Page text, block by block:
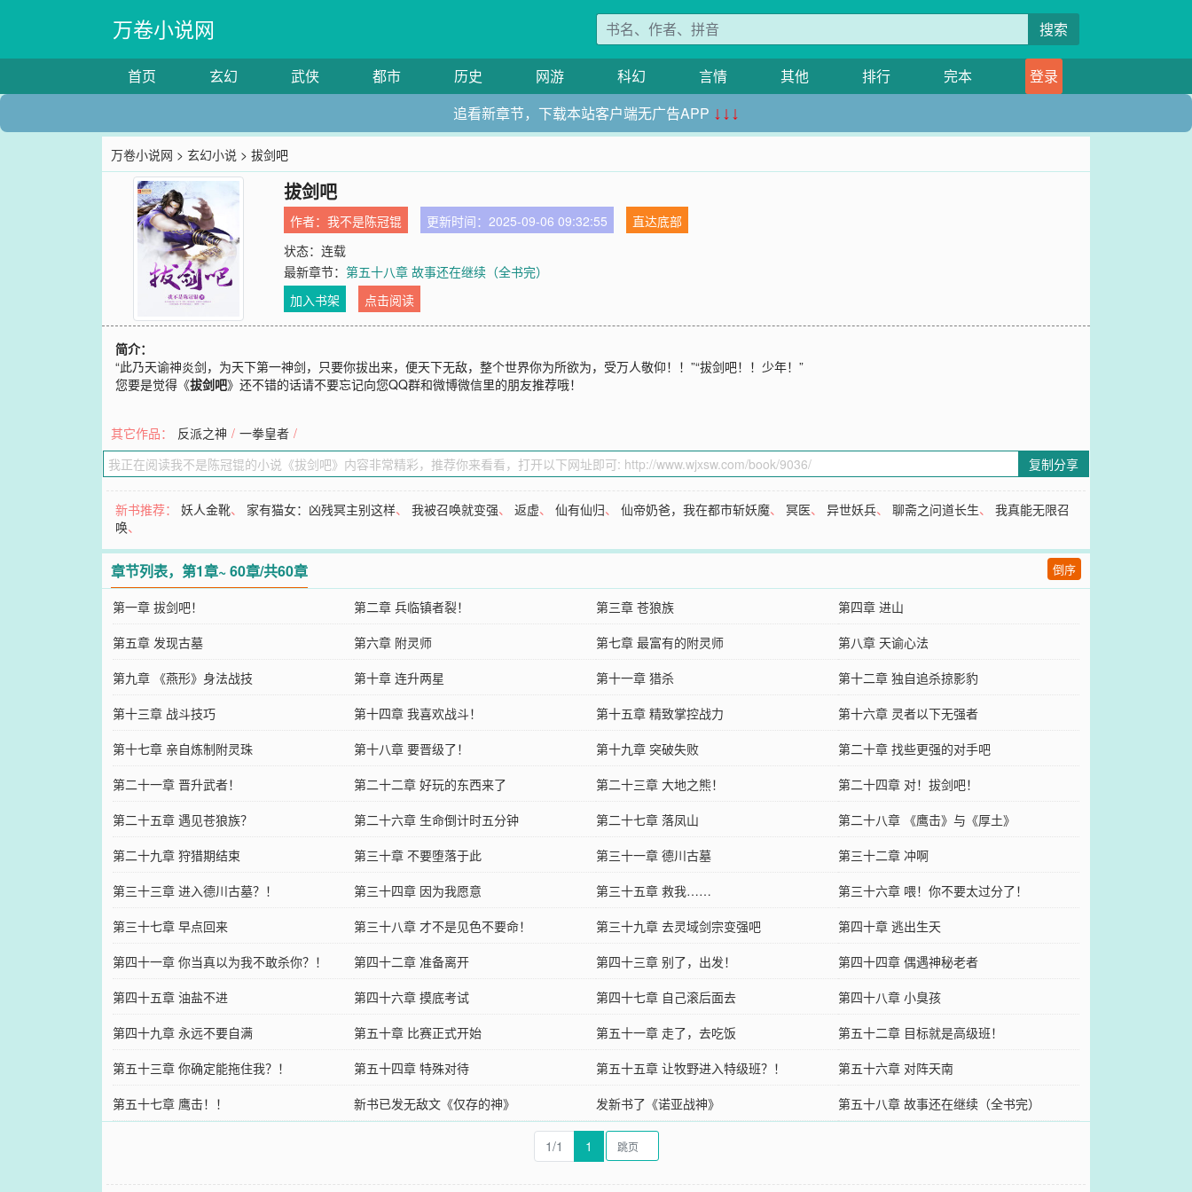
万卷小说网 搜索
首页 玄幻 武侠 都市 历史 网游 科幻 言情 其他 排行 完本
登录
追看新章节，下载本站客户端无广告APP ↓↓↓
万卷小说网 >玄幻小说 > 拔剑吧
拔剑吧
作者：我不是陈冠锟 更新时间：2025-09-06 09:32:55
直达底部
状态：连载
最新章节：第五十八章 故事还在继续（全书完）
加入书架
点击阅读
简介：
“此乃天谕神炎剑，为天下第一神剑，只要你拔出来，便天下无敌，整个世界你为所欲为，受万人敬仰！！”“拔剑吧！！少年！”
您要是觉得《拔剑吧》还不错的话请不要忘记向您QQ群和微博微信里的朋友推荐哦！
其它作品： 反派之神 / 一拳皇者 /
复制分享
新书推荐：妖人金靴、 家有猫女：凶残冥主别这样、我被召唤就变强、返虚、仙有仙归、仙帝奶爸，我在都市斩妖魔、冥医、异世妖兵、聊斋之问道长生、我真能无限召
唤、
章节列表，第1章~ 60章/共60章 倒序
第一章 拔剑吧！ 第二章 兵临镇者裂！ 第三章 苍狼族
第四章 进山
第五章 发现古墓
第六章 附灵师 第七章 最富有的附灵师
第八章 天谕心法
第九章 《燕形》身法战技
第十章 连升两星 第十一章 猎杀
第十二章 独自追杀掠影豹
第十三章 战斗技巧
第十四章 我喜欢战斗！ 第十五章 精致掌控战力
第十六章 灵者以下无强者
第十七章 亲自炼制附灵珠
第十八章 要晋级了！ 第十九章 突破失败
第二十章 找些更强的对手吧
第二十一章 晋升武者！
第二十二章 好玩的东西来了 第二十三章 大地之熊！
第二十四章 对！拔剑吧！
第二十五章 遇见苍狼族？
第二十六章 生命倒计时五分钟 第二十七章 落凤山
第二十八章 《鹰击》与《厚土》
第二十九章 狩猎期结束
第三十章 不要堕落于此 第三十一章 德川古墓
第三十二章 冲啊
第三十三章 进入德川古墓？！
第三十四章 因为我愿意 第三十五章 救我……
第三十六章 喂！你不要太过分了！
第三十七章 早点回来
第三十八章 才不是见色不要命！ 第三十九章 去灵域剑宗变强吧
第四十章 逃出生天
第四十一章 你当真以为我不敢杀你？！
第四十二章 准备离开 第四十三章 别了，出发！
第四十四章 偶遇神秘老者
第四十五章 油盐不进
第四十六章 摸底考试 第四十七章 自己滚后面去
第四十八章 小臭孩
第四十九章 永远不要自满
第五十章 比赛正式开始 第五十一章 走了，去吃饭
第五十二章 目标就是高级班！
第五十三章 你确定能拖住我？！
第五十四章 特殊对待 第五十五章 让牧野进入特级班？！
第五十六章 对阵天南
第五十七章 鹰击！！
新书已发无敌文《仅存的神》 发新书了《诺亚战神》 第五十八章 故事还在继续（全书完）
1/1 1